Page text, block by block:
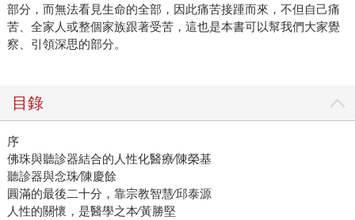
部分，而無法看見生命的全部，因此痛苦接踵而來，不但自己痛
苦、全家人或整個家族跟著受苦，這也是本書可以幫我們大家覺
察、引領深思的部分。
目錄
序
佛珠與聽診器結合的人性化醫療∕陳榮基
聽診器與念珠∕陳慶餘
圓滿的最後二十分，靠宗教智慧∕邱泰源
人性的關懷，是醫學之本∕黃勝堅